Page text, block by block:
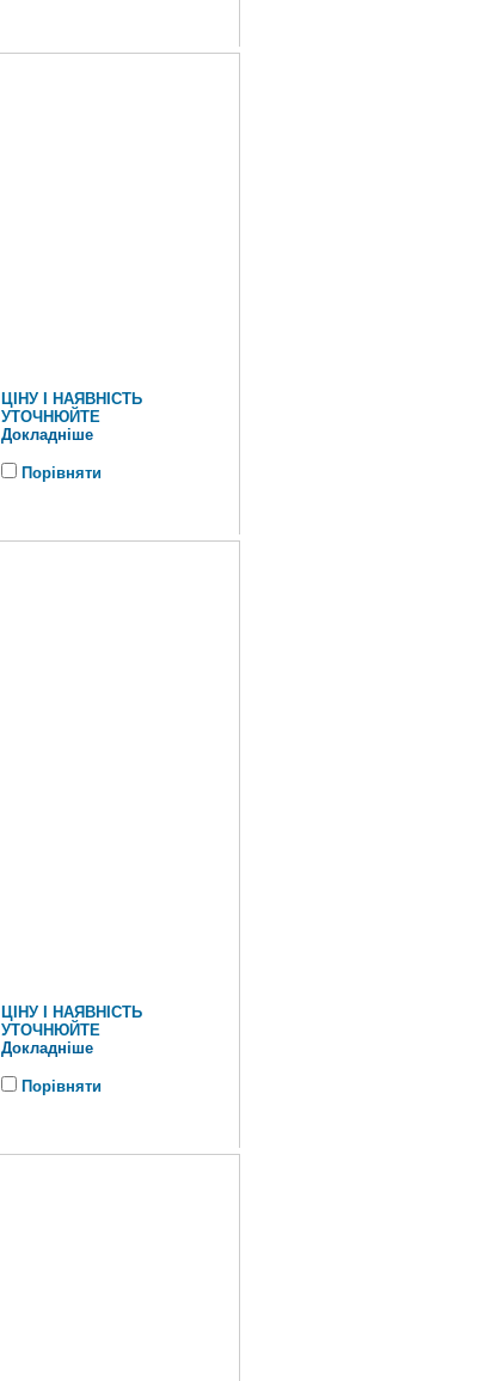
ЦІНУ І НАЯВНІСТЬ
УТОЧНЮЙТЕ
Докладніше
Порівняти
ЦІНУ І НАЯВНІСТЬ
УТОЧНЮЙТЕ
Докладніше
Порівняти